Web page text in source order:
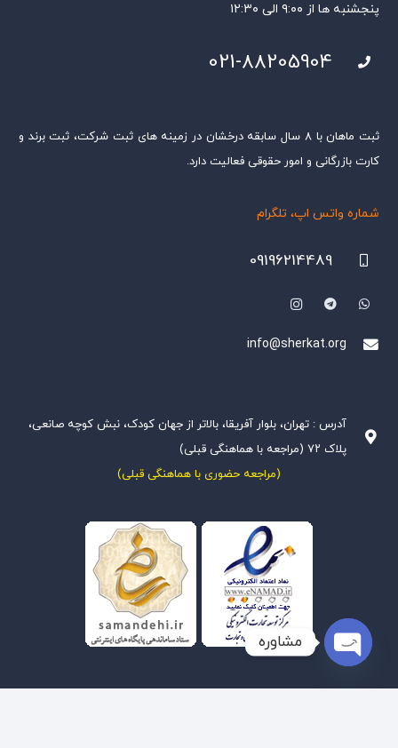
پنجشنبه ها از ۹:۰۰ الی ۱۲:۳۰
021-88205904
ثبت ماهان با ۸ سال سابقه درخشان در زمینه های ثبت شرکت، ثبت برند و
کارت بازرگانی و امور حقوقی فعالیت دارد.
شماره واتس اپ، تلگرام
09196214489
info@sherkat.org
آدرس : تهران، بلوار آفریقا، بالاتر از جهان کودک، نبش کوچه صانعی،
پلاک ۷۲ (مراجعه با هماهنگی قبلی)
(مراجعه حضوری با هماهنگی قبلی)
مشاوره